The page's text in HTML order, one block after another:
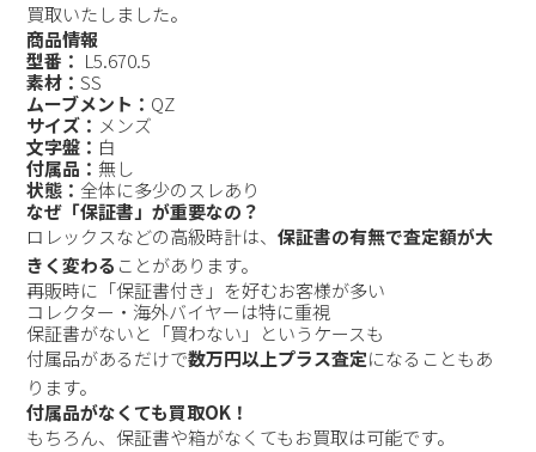
買取いたしました。
商品情報
型番： L5.670.5
素材：SS
ムーブメント： QZ
サイズ： メンズ
文字盤： 白
付属品： 無し
状態： 全体に多少のスレあり
なぜ「保証書」が重要なの？
ロレックスなどの高級時計は、保証書の有無で査定額が大
きく変わる ことがあります。
再販時に「保証書付き」を好むお客様が多い
コレクター・海外バイヤーは特に重視
保証書がないと「買わない」というケースも
付属品があるだけで数万円以上プラス査定になることもあ
ります。
付属品がなくても買取OK！
もちろん、保証書や箱がなくてもお買取は可能です。